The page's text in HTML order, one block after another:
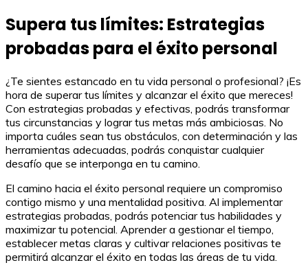
Supera tus límites: Estrategias
probadas para el éxito personal
¿Te sientes estancado en tu vida personal o profesional? ¡Es
hora de superar tus límites y alcanzar el éxito que mereces!
Con estrategias probadas y efectivas, podrás transformar
tus circunstancias y lograr tus metas más ambiciosas. No
importa cuáles sean tus obstáculos, con determinación y las
herramientas adecuadas, podrás conquistar cualquier
desafío que se interponga en tu camino.
El camino hacia el éxito personal requiere un compromiso
contigo mismo y una mentalidad positiva. Al implementar
estrategias probadas, podrás potenciar tus habilidades y
maximizar tu potencial. Aprender a gestionar el tiempo,
establecer metas claras y cultivar relaciones positivas te
permitirá alcanzar el éxito en todas las áreas de tu vida.